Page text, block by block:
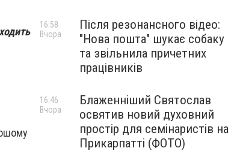
Після резонансного відео:
"Нова пошта" шукає собаку
та звільнила причетних
працівників
16:58
Вчора
Блаженніший Святослав
освятив новий духовний
простір для семінаристів на
Прикарпатті (ФОТО)
16:46
Вчора